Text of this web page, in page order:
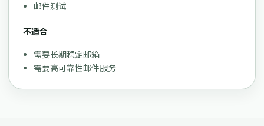
邮件测试
不适合
需要长期稳定邮箱
需要高可靠性邮件服务